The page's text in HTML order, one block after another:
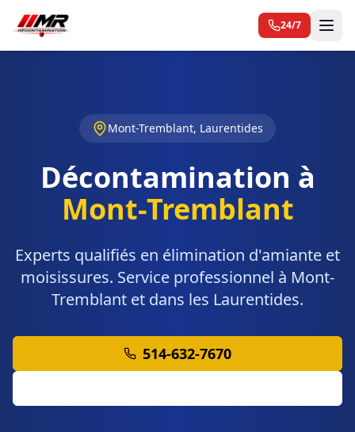
24/7
Mont-Tremblant, Laurentides
Décontamination à
Mont-Tremblant
Experts qualifiés en élimination d'amiante et
moisissures. Service professionnel à Mont-
Tremblant et dans les Laurentides.
514-632-7670